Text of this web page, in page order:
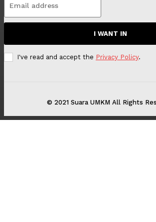
I WANT IN
I've read and accept the Privacy Policy.
© 2021 Suara UMKM All Rights